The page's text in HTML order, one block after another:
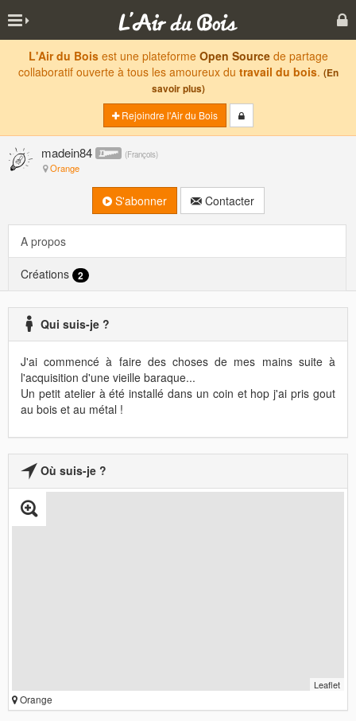
L'Air du Boisest une plateforme Open Sourcede partage
collaboratif ouverte à tous les amoureux du travail du bois. (En
savoir plus)
Rejoindre l'Air du Bois
madein84 (François)
Orange
S'abonner Contacter
A propos
Créations 2
Qui suis-je ?
J'ai commencé à faire des choses de mes mains suite à
l'acquisition d'une vieille baraque...
Un petit atelier à été installé dans un coin et hop j'ai pris gout
au bois et au métal !
Où suis-je ?
Leaflet
Orange